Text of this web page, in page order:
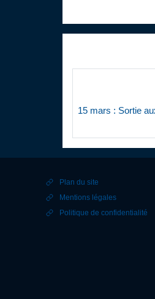
15 mars : Sortie
Plan du site
Mentions légales
Politique de confidentialité